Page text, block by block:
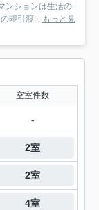
ンションは生活の
即引渡... もっと見
空室件数
-
2室
2室
4室